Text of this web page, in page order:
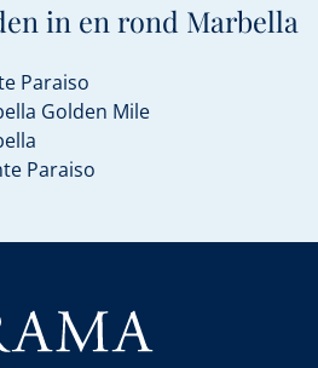
in en rond Marbella
Paraiso
Golden Mile
Paraiso